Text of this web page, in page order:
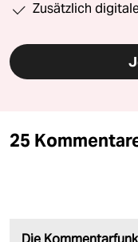
Zusätzlich
25